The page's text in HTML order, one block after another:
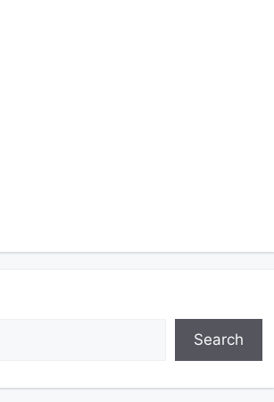
Search